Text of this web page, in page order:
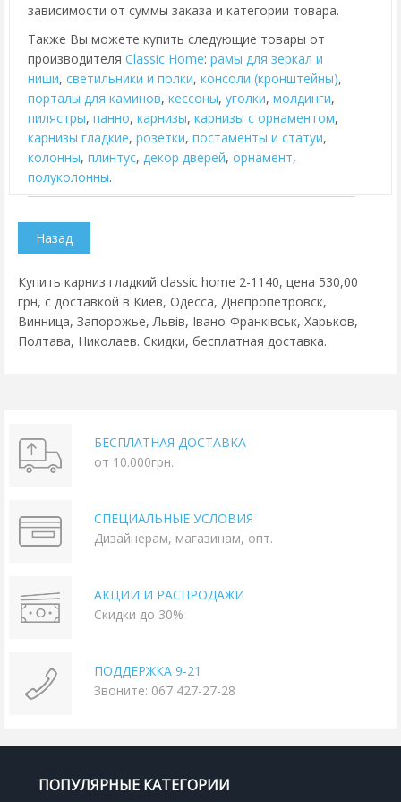
зависимости от суммы заказа и категории товара.
Также Вы можете купить следующие товары от
производителя Classic Home: рамы для зеркал и
ниши, cветильники и полки, консоли (кронштейны),
порталы для каминов, кессоны, уголки, молдинги,
пилястры, панно, карнизы, карнизы с орнаментом,
карнизы гладкие, розетки, постаменты и статуи,
колонны, плинтус, декор дверей, орнамент,
полуколонны.
Купить карниз гладкий classic home 2-1140, цена 530,00
грн, с доставкой в Киев, Одесса, Днепропетровск,
Винница, Запорожье, Львів, Івано-Франківськ, Харьков,
Полтава, Николаев. Скидки, бесплатная доставка.
БЕСПЛАТНАЯ ДОСТАВКА
от 10.000грн.
СПЕЦИАЛЬНЫЕ УСЛОВИЯ
Дизайнерам, магазинам, опт.
АКЦИИ И РАСПРОДАЖИ
Скидки до 30%
ПОДДЕРЖКА 9-21
Звоните: 067 427-27-28
ПОПУЛЯРНЫЕ КАТЕГОРИИ